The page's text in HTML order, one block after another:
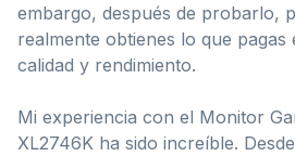
embargo, después de probarlo,
realmente obtienes lo que pagas
calidad y rendimiento.
Mi experiencia con el Monitor
XL2746K ha sido increíble.